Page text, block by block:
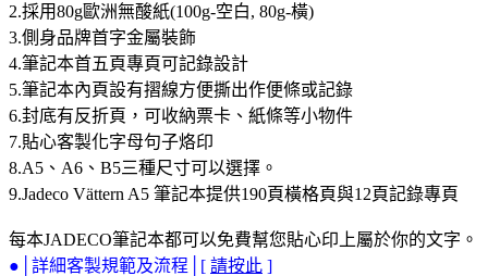
2.採用80g歐洲無酸紙(100g-空白, 80g-橫)
3.側身品牌首字金屬裝飾
4.筆記本首五頁專頁可記錄設計
5.筆記本內頁設有摺線方便撕出作便條或記錄
6.封底有反折頁，可收納票卡、紙條等小物件
7.貼心客製化字母句子烙印
8.A5、A6、B5三種尺寸可以選擇。
9.Jadeco Vättern A5 筆記本提供190頁橫格頁與12頁記錄專頁
每本JADECO筆記本都可以免費幫您貼心印上屬於你的文字。
●│詳細客製規範及流程│[ 請按此 ]